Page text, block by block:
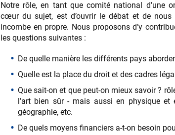
Notre rôle, en tant que comité national d’une
cœur du sujet, est d’ouvrir le débat et de
incombe en propre. Nous proposons d’y
les questions suivantes :
De quelle manière les différents pays
Quelle est la place du droit et des cadres
Que sait-on et que peut-on mieux savoir ?
l’art bien sûr - mais aussi en physique et
géographie, etc.
De quels moyens financiers a-t-on besoin